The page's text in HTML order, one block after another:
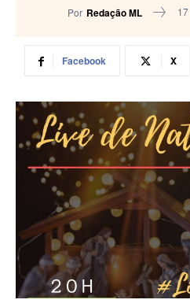
Por Redação ML
Facebook X